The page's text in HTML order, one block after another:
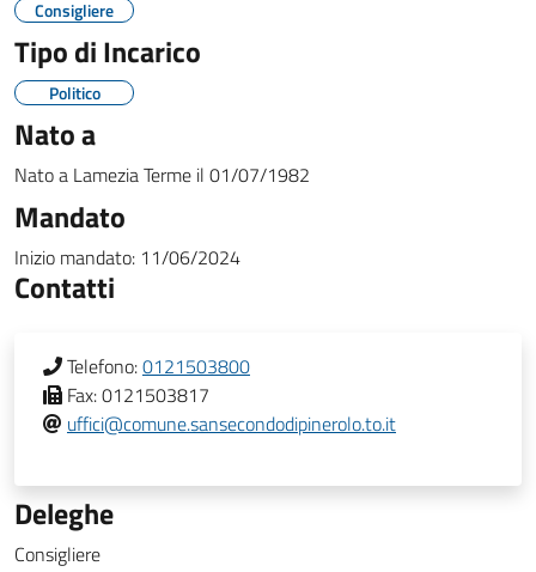
Consigliere
Tipo di Incarico
Politico
Nato a
Nato a Lamezia Terme il 01/07/1982
Mandato
Inizio mandato: 11/06/2024
Contatti
Telefono:0121503800
Fax:0121503817
uffici@comune.sansecondodipinerolo.to.it
Deleghe
Consigliere